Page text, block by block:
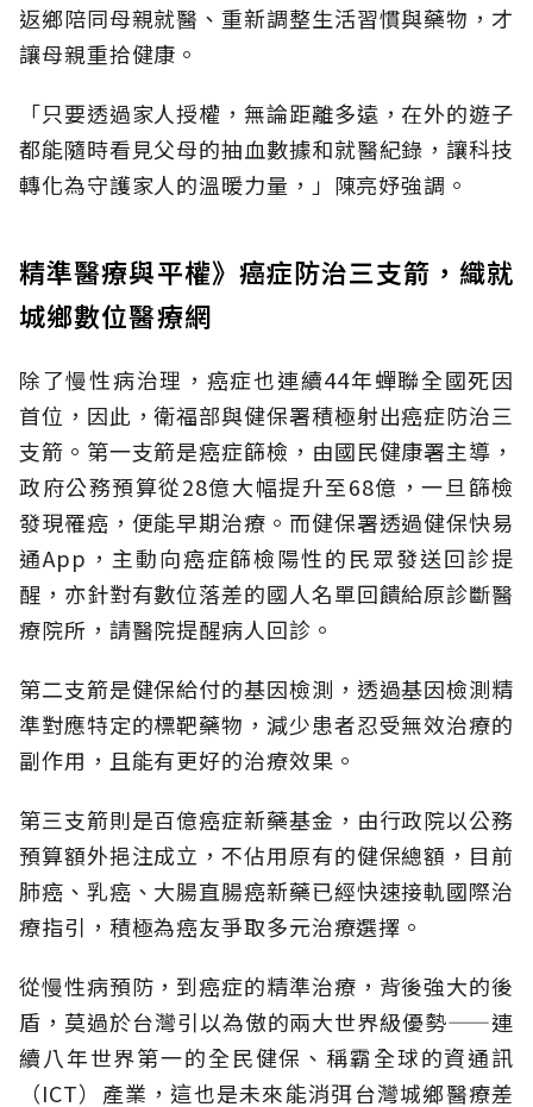
返鄉陪同母親就醫、重新調整生活習慣與藥物，才
讓母親重拾健康。
「只要透過家人授權，無論距離多遠，在外的遊子
都能隨時看見父母的抽血數據和就醫紀錄，讓科技
轉化為守護家人的溫暖力量，」陳亮妤強調。
精準醫療與平權》癌症防治三支箭，織就
城鄉數位醫療網
除了慢性病治理，癌症也連續44年蟬聯全國死因
首位，因此，衛福部與健保署積極射出癌症防治三
支箭。第一支箭是癌症篩檢，由國民健康署主導，
政府公務預算從28億大幅提升至68億，一旦篩檢
發現罹癌，便能早期治療。而健保署透過健保快易
通App，主動向癌症篩檢陽性的民眾發送回診提
醒，亦針對有數位落差的國人名單回饋給原診斷醫
療院所，請醫院提醒病人回診。
第二支箭是健保給付的基因檢測，透過基因檢測精
準對應特定的標靶藥物，減少患者忍受無效治療的
副作用，且能有更好的治療效果。
第三支箭則是百億癌症新藥基金，由行政院以公務
預算額外挹注成立，不佔用原有的健保總額，目前
肺癌、乳癌、大腸直腸癌新藥已經快速接軌國際治
療指引，積極為癌友爭取多元治療選擇。
從慢性病預防，到癌症的精準治療，背後強大的後
盾，莫過於台灣引以為傲的兩大世界級優勢——連
續八年世界第一的全民健保、稱霸全球的資通訊
（ICT）產業，這也是未來能消弭台灣城鄉醫療差